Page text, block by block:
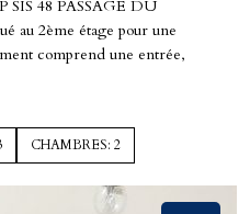
48 PASSAGE DU
2ème étage pour une
comprend une entrée,
CHAMBRES: 2